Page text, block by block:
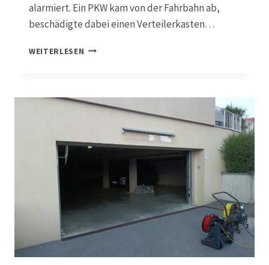
alarmiert. Ein PKW kam von der Fahrbahn ab,
beschädigte dabei einen Verteilerkasten…
WEITERLESEN 2
7
2
3
Ö
L